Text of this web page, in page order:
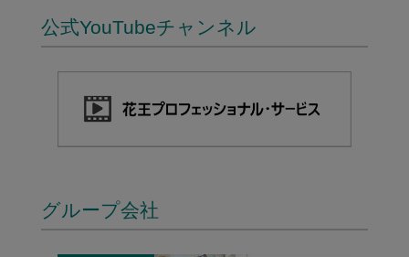
公式YouTubeチャンネル
グループ会社